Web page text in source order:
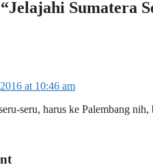
Sumatera
at 10:46 am
seru, harus ke Palembang